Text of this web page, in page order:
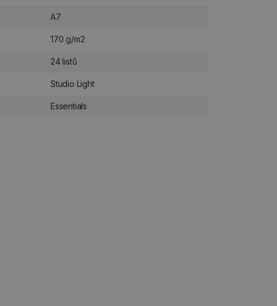
A7
170 g/m2
24 listů
Studio Light
Essentials